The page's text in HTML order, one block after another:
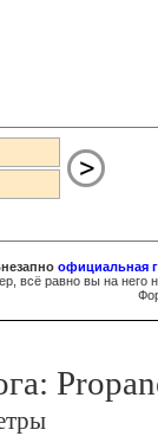
официальная
всё равно вы на